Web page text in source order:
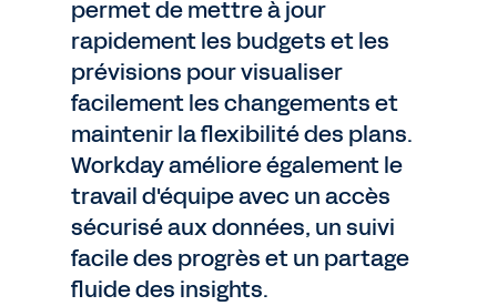
permet de mettre à jour
rapidement les budgets et les
prévisions pour visualiser
facilement les changements et
maintenir la flexibilité des plans.
Workday améliore également le
travail d'équipe avec un accès
sécurisé aux données, un suivi
facile des progrès et un partage
fluide des insights.